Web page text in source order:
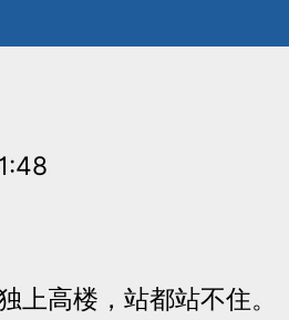
上高楼，站都站不住。